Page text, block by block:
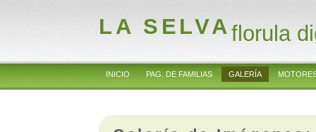
LA SELVAflorula
INICIO PAG. DE FAMILIAS GALERÍA